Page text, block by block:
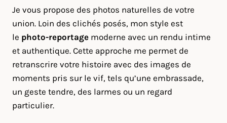
Je vous propose des photos naturelles de votre
union. Loin des clichés posés, mon style est
le photo-reportage moderne avec un rendu intime
et authentique. Cette approche me permet de
retranscrire votre histoire avec des images de
moments pris sur le vif, tels qu’une embrassade,
un geste tendre, des larmes ou un regard
particulier.